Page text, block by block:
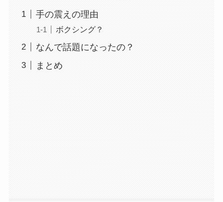
手の震えの理由
ボクシング？
なんで話題になったの？
まとめ